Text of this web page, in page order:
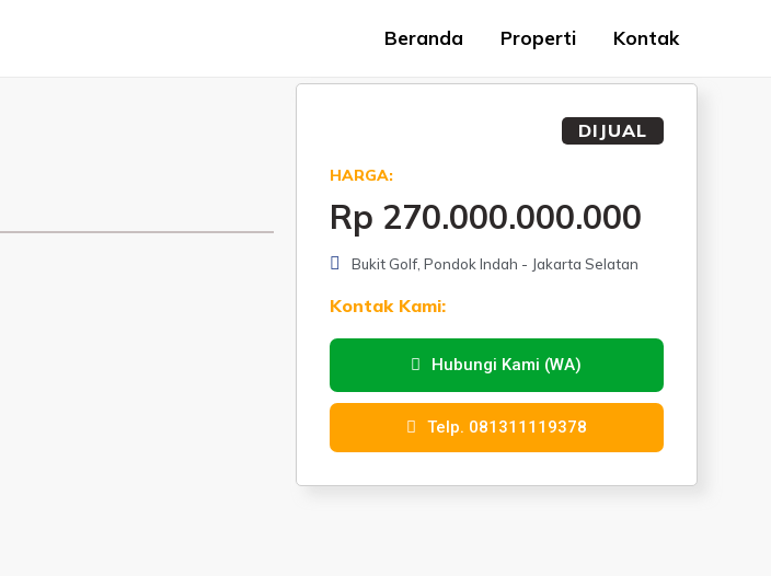
Beranda Properti Kontak
DIJUAL
HARGA:
Rp 270.000.000.000
Bukit Golf, Pondok Indah - Jakarta Selatan
Kontak Kami:
Hubungi Kami (WA)
Telp. 081311119378